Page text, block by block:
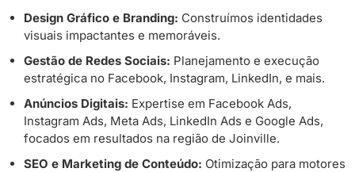
Design Gráfico e Branding: Construímos identidades
visuais impactantes e memoráveis.
Gestão de Redes Sociais: Planejamento e execução
estratégica no Facebook, Instagram, LinkedIn, e mais.
Anúncios Digitais: Expertise em Facebook Ads,
Instagram Ads, Meta Ads, LinkedIn Ads e Google Ads,
focados em resultados na região de Joinville.
SEO e Marketing de Conteúdo: Otimização para motores